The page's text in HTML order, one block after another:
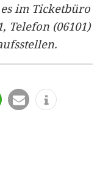
im Ticketbüro
Telefon (06101)